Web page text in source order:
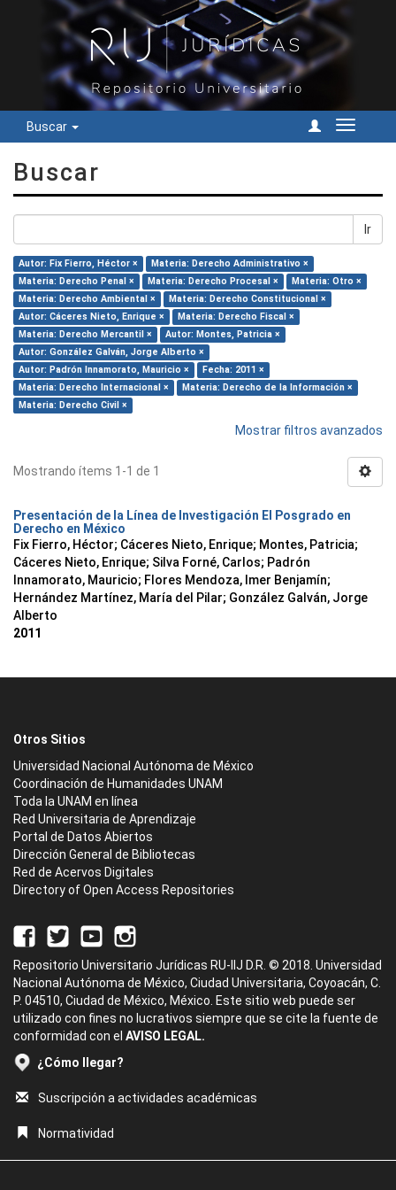
Buscar
Cambiar
Buscar
Ir
Autor: Fix Fierro, Héctor ×
Materia: Derecho Administrativo ×
Materia: Derecho Penal ×
Materia: Derecho Procesal ×
Materia: Otro ×
Materia: Derecho Ambiental ×
Materia: Derecho Constitucional ×
Autor: Cáceres Nieto, Enrique ×
Materia: Derecho Fiscal ×
Materia: Derecho Mercantil ×
Autor: Montes, Patricia ×
Autor: González Galván, Jorge Alberto ×
Autor: Padrón Innamorato, Mauricio ×
Fecha: 2011 ×
Materia: Derecho Internacional ×
Materia: Derecho de la Información ×
Materia: Derecho Civil ×
Mostrar filtros avanzados
Mostrando ítems 1-1 de 1
Presentación de la Línea de Investigación El Posgrado en
Derecho en México
Fix Fierro, Héctor; Cáceres Nieto, Enrique; Montes, Patricia;
Cáceres Nieto, Enrique; Silva Forné, Carlos; Padrón
Innamorato, Mauricio; Flores Mendoza, Imer Benjamín;
Hernández Martínez, María del Pilar; González Galván, Jorge
Alberto
2011
Otros Sitios
Universidad Nacional Autónoma de México
Coordinación de Humanidades UNAM
Toda la UNAM en línea
Red Universitaria de Aprendizaje
Portal de Datos Abiertos
Dirección General de Bibliotecas
Red de Acervos Digitales
Directory of Open Access Repositories
Repositorio Universitario Jurídicas RU-IIJ D.R. © 2018. Universidad
Nacional Autónoma de México, Ciudad Universitaria, Coyoacán, C.
P. 04510, Ciudad de México, México. Este sitio web puede ser
utilizado con fines no lucrativos siempre que se cite la fuente de
conformidad con el AVISO LEGAL.
¿Cómo llegar?
Suscripción a actividades académicas
Normatividad